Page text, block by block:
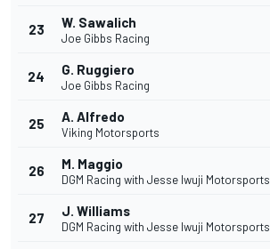
23 W. Sawalich
Joe Gibbs Racing
24 G. Ruggiero
Joe Gibbs Racing
25 A. Alfredo
Viking Motorsports
26 M. Maggio
DGM Racing with Jesse Iwuji Motorsports
27 J. Williams
DGM Racing with Jesse Iwuji Motorsports